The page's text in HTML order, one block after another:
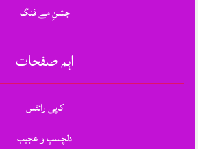
جشنِ مے فنگ
اہم صفحات
کاپی رائٹس
دلچسپ و عجیب